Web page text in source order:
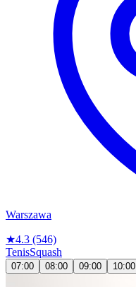
Warszawa
★4.3 (546)
TenisSquash
07:00 08:00 09:00 10:00